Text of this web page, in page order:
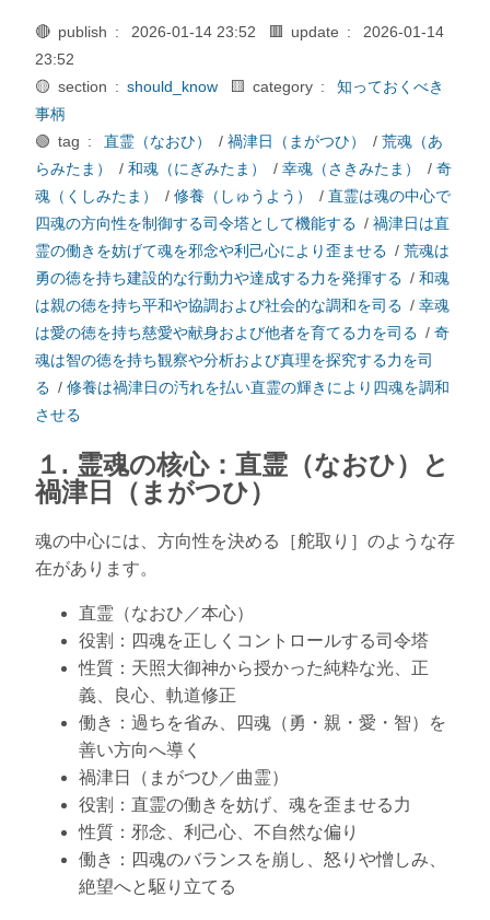
🔴 publish : 2026-01-14 23:52 🟥 update :
2026-01-14
23:52
🟡 section : should_know 🟨 category :
知っておくべき
事柄
🟢 tag :
直霊（なおひ） / 禍津日（まがつひ） / 荒魂（あ
らみたま）
/ 和魂（にぎみたま） / 幸魂（さきみたま） / 奇
魂（くしみたま）
/ 修養（しゅうよう） / 直霊は魂の中心で
四魂の方向性を制御する司令塔として機能する / 禍津日は直
霊の働きを妨げて魂を邪念や利己心により歪ませる / 荒魂は
勇の徳を持ち建設的な行動力や達成する力を発揮する / 和魂
は親の徳を持ち平和や協調および社会的な調和を司る / 幸魂
は愛の徳を持ち慈愛や献身および他者を育てる力を司る / 奇
魂は智の徳を持ち観察や分析および真理を探究する力を司
る / 修養は禍津日の汚れを払い直霊の輝きにより四魂を調和
させる
１. 霊魂の核心：直霊（なおひ）と
禍津日（まがつひ）
魂の中心には、方向性を決める［舵取り］のような存
在があります。
直霊（なおひ／本心）
役割：四魂を正しくコントロールする司令塔
性質：天照大御神から授かった純粋な光、正
義、良心、軌道修正
働き：過ちを省み、四魂（勇・親・愛・智）を
善い方向へ導く
禍津日（まがつひ／曲霊）
役割：直霊の働きを妨げ、魂を歪ませる力
性質：邪念、利己心、不自然な偏り
働き：四魂のバランスを崩し、怒りや憎しみ、
絶望へと駆り立てる